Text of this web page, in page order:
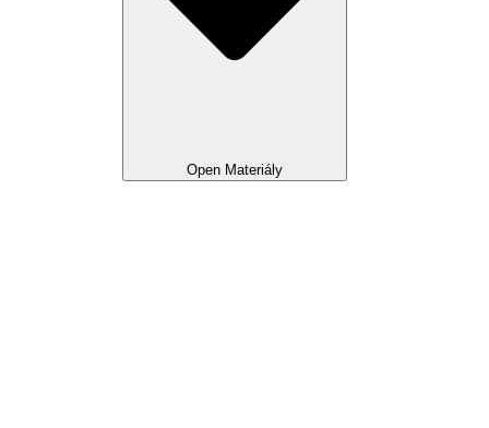
Open Materiály